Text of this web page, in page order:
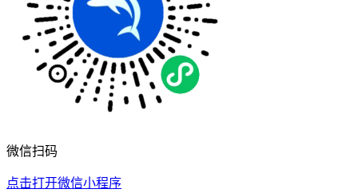
微信扫码
点击打开微信小程序